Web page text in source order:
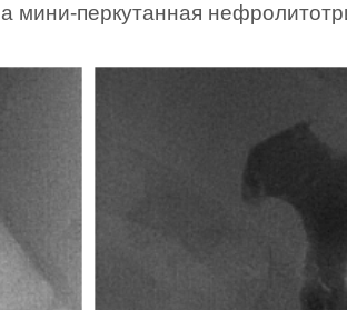
мини-перкутанная